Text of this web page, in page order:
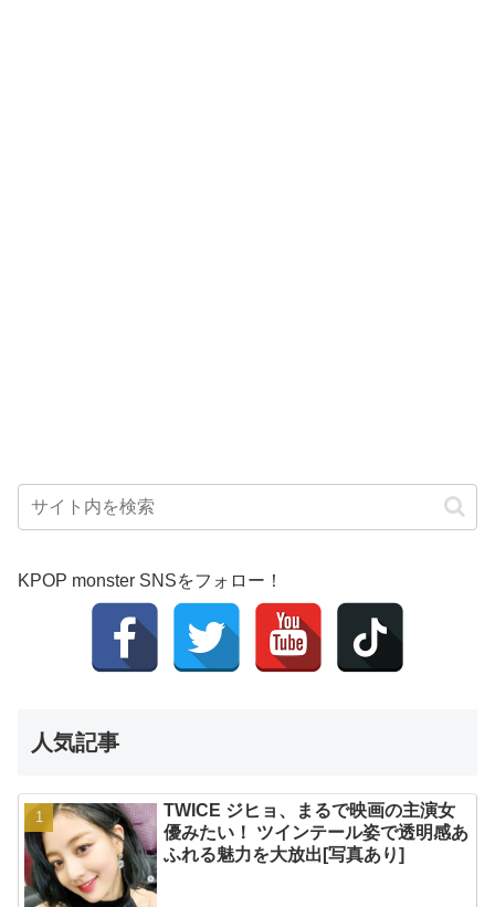
KPOP monster SNSをフォロー！
人気記事
TWICE ジヒョ、まるで映画の主演女
優みたい！ ツインテール姿で透明感あ
ふれる魅力を大放出[写真あり]